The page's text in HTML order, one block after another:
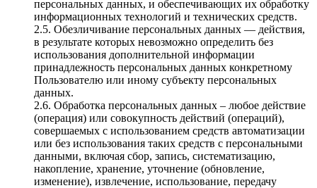
персональных данных, и обеспечивающих их обработку
информационных технологий и технических средств.
2.5. Обезличивание персональных данных — действия,
в результате которых невозможно определить без
использования дополнительной информации
принадлежность персональных данных конкретному
Пользователю или иному субъекту персональных
данных.
2.6. Обработка персональных данных – любое действие
(операция) или совокупность действий (операций),
совершаемых с использованием средств автоматизации
или без использования таких средств с персональными
данными, включая сбор, запись, систематизацию,
накопление, хранение, уточнение (обновление,
изменение), извлечение, использование, передачу